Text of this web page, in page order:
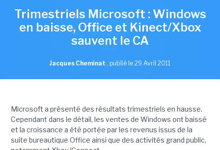
Trimestriels Microsoft : Windows
en baisse, Office et Kinect/Xbox
sauvent le CA
Jacques Cheminat , publié le 29 Avril 2011
Microsoft a présenté des résultats trimestriels en hausse.
Cependant dans le détail, les ventes de Windows ont baissé
et la croissance a été portée par les revenus issus de la
suite bureautique Office ainsi que des activités grand public,